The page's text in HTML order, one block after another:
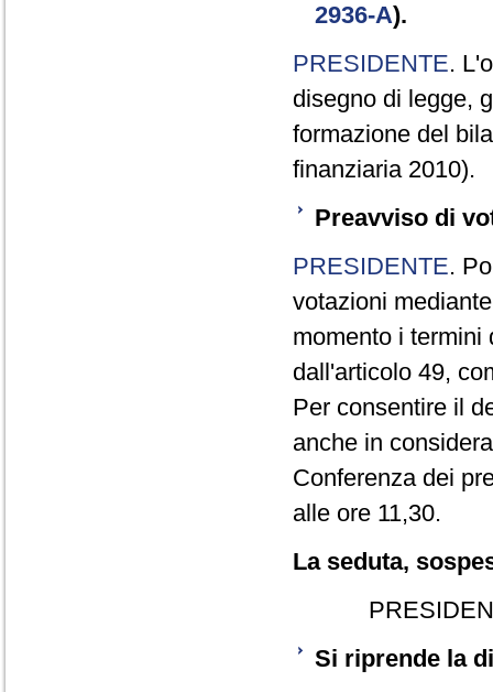
2936-A).
PRESIDENTE.
disegno di legge,
formazione del
finanziaria 2010).
Preavviso di
PRESIDENTE.
votazioni
momento i termini
dall'articolo 49,
Per consentire il
anche in
Conferenza dei
alle ore 11,30.
La seduta,
Si riprende la